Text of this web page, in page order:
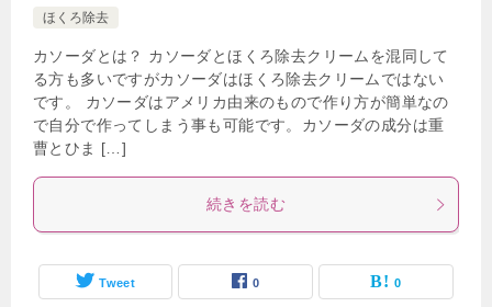
ほくろ除去
カソーダとは？ カソーダとほくろ除去クリームを混同して
る方も多いですがカソーダはほくろ除去クリームではない
です。 カソーダはアメリカ由来のもので作り方が簡単なの
で自分で作ってしまう事も可能です。カソーダの成分は重
曹とひま […]
続きを読む
Tweet 0 0